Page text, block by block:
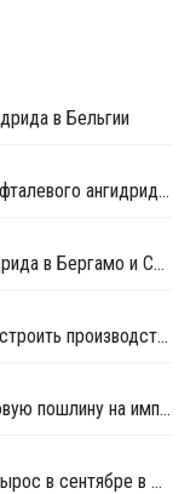
в Бельгии
Koppers сняла форс-мажор на поставки фталевого ангидрида в Иллинойсе
Polynt снизила загрузку фталевого ангидрида в Бергамо и Сан-Джованни-Вальдарно
Индийская KLJ Plasticizers планирует построить производство фталевого ангидрида в Гуджарате
Индия введет пятилетнюю антидемпинговую пошлину на импорт фталевого ангидрида из России
Экспорт фталевого ангидрида из Китая вырос в сентябре в два раза